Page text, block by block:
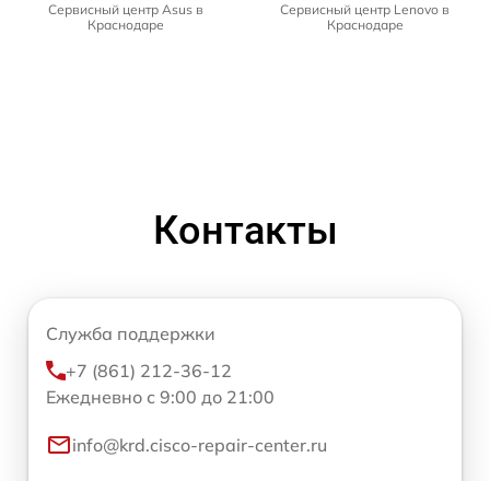
Сервисный центр Asus в
Краснодаре
Сервисный центр Lenovo в
Краснодаре
Контакты
Служба поддержки
+7 (861) 212-36-12
Ежедневно с 9:00 до 21:00
info@krd.cisco-repair-center.ru